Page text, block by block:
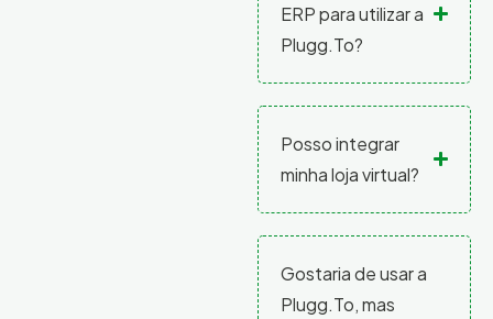
ERP para utilizar a
Plugg.To?
Posso integrar
minha loja virtual?
Gostaria de usar a
Plugg.To, mas